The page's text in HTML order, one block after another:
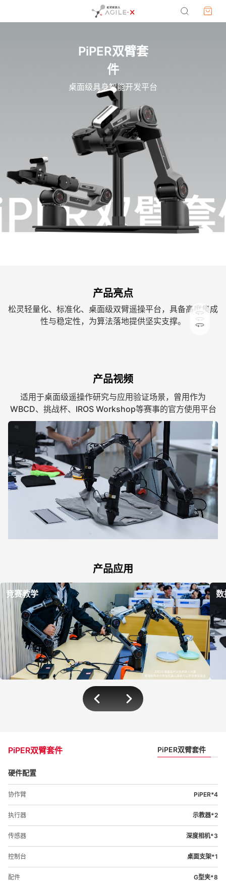
PiPER双臂套
件
桌面级具身智能开发平台
产品亮点
松灵轻量化、标准化、桌面级双臂遥操平台，具备高度集成
性与稳定性，为算法落地提供坚实支撑。
快速装配部署
高效二次开发
同具身任务场景。
产品视频
适用于桌面级遥操作研究与应用验证场景，曾用作为
WBCD、挑战杯、IROS Workshop等赛事的官方使用平台
产品应用
竞赛教学 数
PiPER双臂套件 PiPER双臂套件
硬件配置
协作臂 PiPER*4
执行器 示教器*2
传感器 深度相机*3
控制台 桌面支架*1
配件 G型夹*8